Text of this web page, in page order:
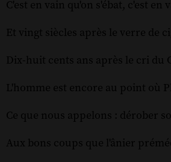
C'est en vain qu'on s'ébat, c'est en
Et vingt siècles après le verre de
Dix-huit cents ans après le cri du
L'homme est encore au point où
Ce que nous appelons : dérober
Aux bons coups que l'ânier